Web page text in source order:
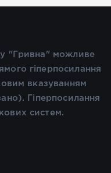
"Гривна" можливе
гіперпосилання
вказуванням
Гіперпосилання
систем.